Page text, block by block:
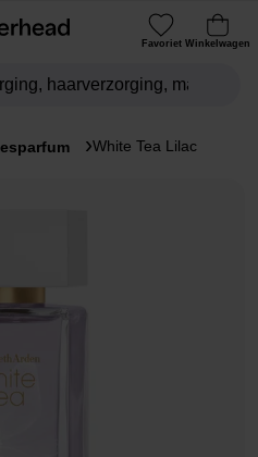
Favoriet Winkelwagen
White Tea Lilac